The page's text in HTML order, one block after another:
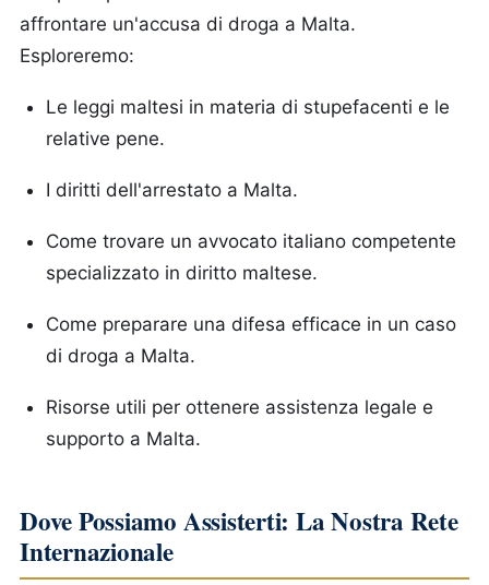
affrontare un'accusa di droga a Malta.
Esploreremo:
Le leggi maltesi in materia di stupefacenti e le
relative pene.
I diritti dell'arrestato a Malta.
Come trovare un avvocato italiano competente
specializzato in diritto maltese.
Come preparare una difesa efficace in un caso
di droga a Malta.
Risorse utili per ottenere assistenza legale e
supporto a Malta.
Dove Possiamo Assisterti: La Nostra Rete
Internazionale